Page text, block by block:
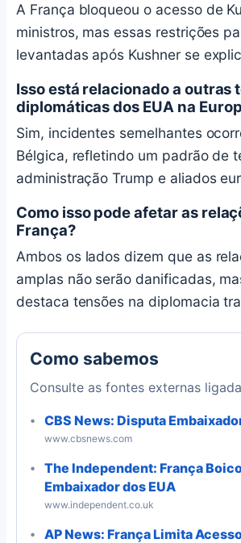
A França bloqueou o acesso de
ministros, mas essas restrições
levantadas após Kushner se
Isso está relacionado a outras
diplomáticas dos EUA na
Sim, incidentes semelhantes
Bélgica, refletindo um padrão de
administração Trump e aliados
Como isso pode afetar as
França?
Ambos os lados dizem que as
amplas não serão danificadas,
destaca tensões na diplomacia
Como sabemos
Consulte as fontes externas
CBS News: Disputa
www.cbsnews.com
The Independent: França
Embaixador dos EUA
www.independent.co.uk
AP News: França Limita